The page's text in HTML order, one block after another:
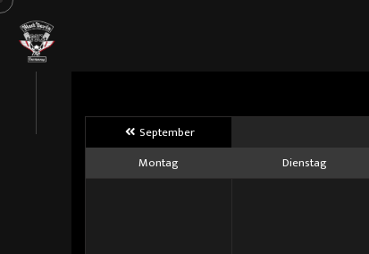
September
Montag
Dienstag